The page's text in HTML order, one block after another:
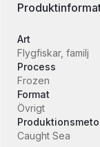
Art
Flygfiskar, familj
Process
Frozen
Format
Övrigt
Caught Sea